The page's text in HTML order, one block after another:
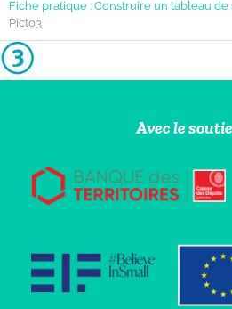
Fiche pratique : Construire un tableau
Picto3
Avec le